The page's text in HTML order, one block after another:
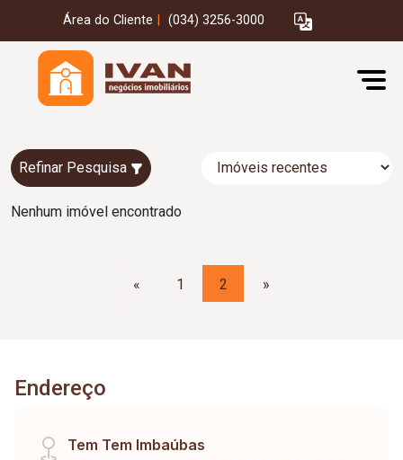
Área do Cliente (034) 3256-3000
Refinar Pesquisa
Nenhum imóvel encontrado
« 1 2 »
Endereço
Tem Tem Imbaúbas